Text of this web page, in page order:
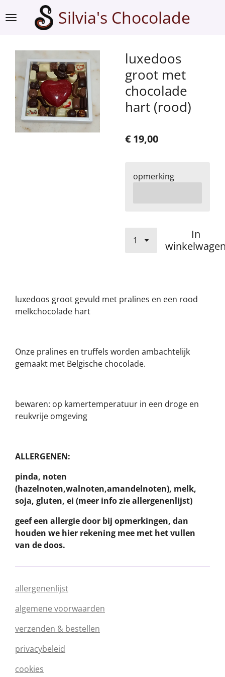
direct
hoofdinhoud
Silvia's Chocolade
luxedoos
groot met
chocolade
hart (rood)
€ 19,00
opmerking
In
luxedoos groot gevuld met pralines en een rood
melkchocolade hart
Onze pralines en truffels worden ambachtelijk
gemaakt met Belgische chocolade.
bewaren: op kamertemperatuur in een droge en
reukvrije omgeving
ALLERGENEN:
pinda, noten
(hazelnoten,walnoten,amandelnoten), melk,
soja, gluten, ei (meer info zie allergenenlijst)
geef een allergie door bij opmerkingen, dan
houden we hier rekening mee met het vullen
van de doos.
allergenenlijst
algemene voorwaarden
verzenden & bestellen
privacybeleid
cookies